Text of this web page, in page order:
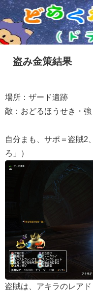
盗み金策結果
場所：ザード遺跡
敵：おどるほうせき・強
自分まも、サポ＝盗賊2
ろ」）
盗賊は、アキラのレア